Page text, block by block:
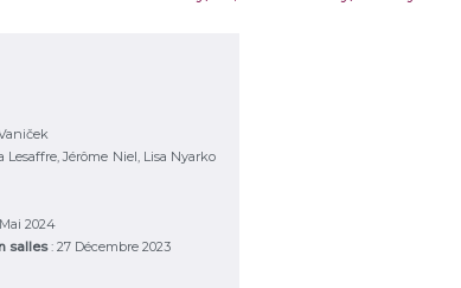
Lesaffre, Jérôme Niel, Lisa Nyarko
2024
salles: 27 Décembre 2023